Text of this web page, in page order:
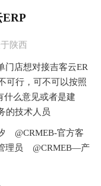
陕西
门店想对接吉客云ER
可行，可不可以按照
什么意见或者是建
的技术人员
@CRMEB-官方客
理员
@CRMEB—产